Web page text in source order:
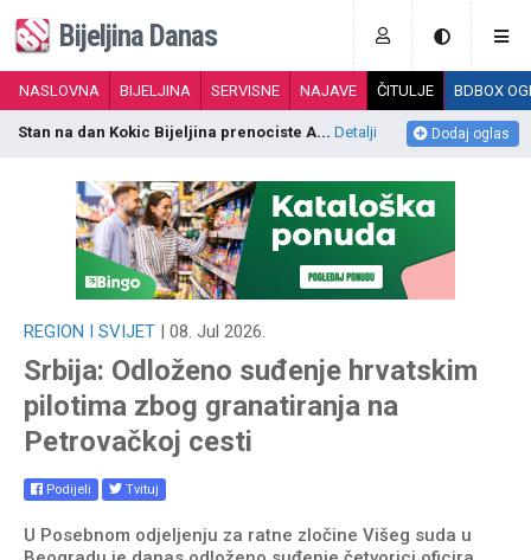
Bijeljina Danas
NASLOVNA BIJELJINA SERVISNE NAJAVE ČITULJE BDBOX
Dodaj oglas
Izdajem garazno mjesto u centru Bijeljin... Detalji
REGION I SVIJET | 08. Jul 2026.
Srbija: Odloženo suđenje hrvatskim
pilotima zbog granatiranja na
Petrovačkoj cesti
Podijeli Tvituj
U Posebnom odjeljenju za ratne zločine Višeg suda u